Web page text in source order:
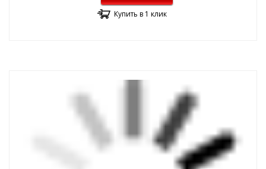
Купить в 1 клик